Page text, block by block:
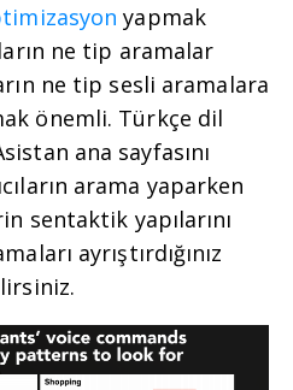
yapmak
ne tip aramalar
ne tip sesli aramalara
önemli. Türkçe dil
ana sayfasını
arama yaparken
sentaktik yapılarını
ayrıştırdığınız